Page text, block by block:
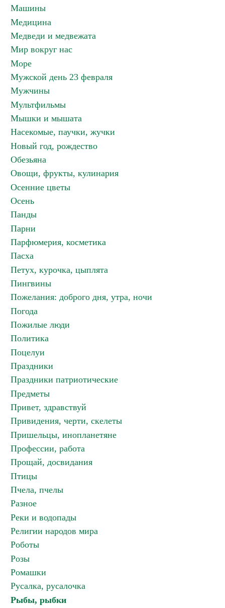
Машины
Медицина
Медведи и медвежата
Мир вокруг нас
Море
Мужской день 23 февраля
Мужчины
Мультфильмы
Мышки и мышата
Насекомые, паучки, жучки
Новый год, рождество
Обезьяна
Овощи, фрукты, кулинария
Осенние цветы
Осень
Панды
Парни
Парфюмерия, косметика
Пасха
Петух, курочка, цыплята
Пингвины
Пожелания: доброго дня, утра, ночи
Погода
Пожилые люди
Политика
Поцелуи
Праздники
Праздники патриотические
Предметы
Привет, здравствуй
Привидения, черти, скелеты
Пришельцы, инопланетяне
Профессии, работа
Прощай, досвидания
Птицы
Пчела, пчелы
Разное
Реки и водопады
Религии народов мира
Роботы
Розы
Ромашки
Русалка, русалочка
Рыбы, рыбки